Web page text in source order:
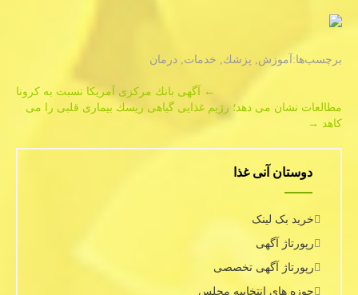
برچسب‌ها:آموزش , پزشك, خدمات, درمان
navigation
←آگهی بانك مركزی آمریكا نسبت به كرونا
مطالعات نشان می دهد؛ رژیم غذایی گیاهی ریسك بیماری قلبی را می
كاهد →
دوستان آنی غذا
خرید بک لینک
رپورتاژ آگهی
رپورتاژ آگهی تخصصی
حوزه های انتخابیه مجلس